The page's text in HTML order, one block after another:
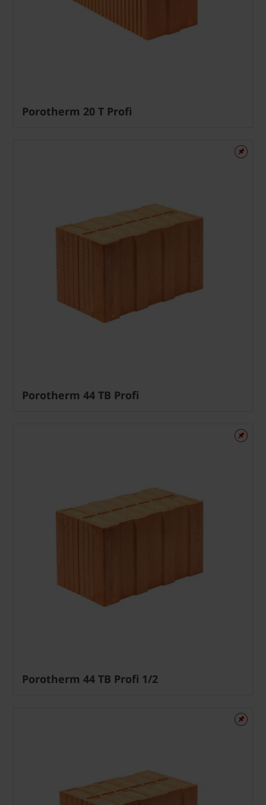
Porotherm 20 T Profi
Porotherm 44 TB Profi
Porotherm 44 TB Profi 1/2